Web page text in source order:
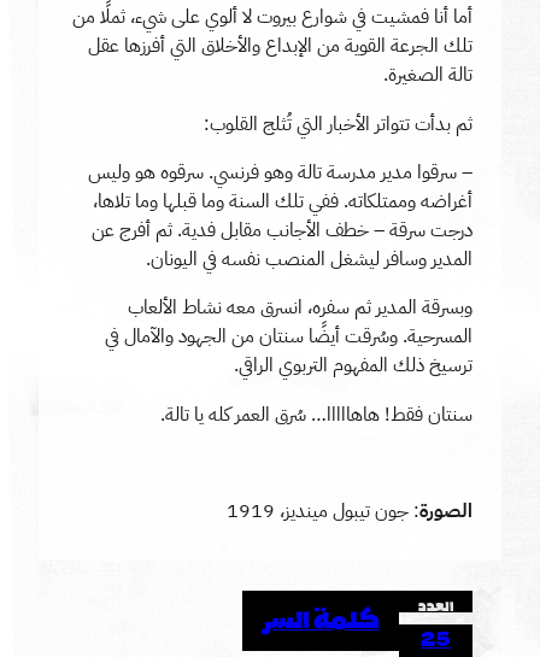
أما أنا فمشيت في شوارع بيروت لا ألوي على شيء، ثملًا من
تلك الجرعة القوية من الإبداع والأخلاق التي أفرزها عقل
تالة الصغيرة.
ثم بدأت تتواتر الأخبار التي تُثلج القلوب:
– سرقوا مدير مدرسة تالة وهو فرنسي. سرقوه هو وليس
أغراضه وممتلكاته. ففي تلك السنة وما قبلها وما تلاها،
درجت سرقة – خطف الأجانب مقابل فدية. ثم أفرج عن
المدير وسافر ليشغل المنصب نفسه في اليونان.
وبسرقة المدير ثم سفره، انسرق معه نشاط الألعاب
المسرحية. وسُرقت أيضًا سنتان من الجهود والآمال في
ترسيخ ذلك المفهوم التربوي الراقي.
سنتان فقط! هاهااااا… سُرق العمر كله يا تالة.
الصورة: جون تيبول مينديز، 1919
العدد
25
كلمة السر